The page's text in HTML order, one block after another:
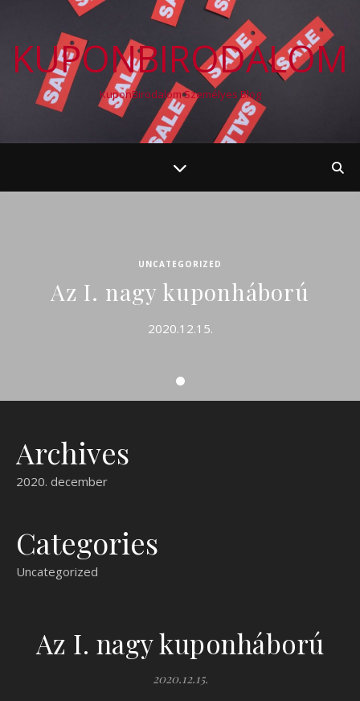
KUPONBIRODALOM
KuponBirodalom Személyes Blog
UNCATEGORIZED
Az I. nagy kuponháború
2020.12.15.
Archives
2020. december
Categories
Uncategorized
Az I. nagy kuponháború
2020.12.15.